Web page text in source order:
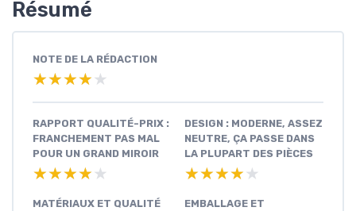
Résumé
NOTE DE LA RÉDACTION
★★★★★
★★★★★
RAPPORT QUALITÉ-PRIX :
FRANCHEMENT PAS MAL
POUR UN GRAND MIROIR
★★★★★
★★★★★
DESIGN : MODERNE, ASSEZ
NEUTRE, ÇA PASSE DANS
LA PLUPART DES PIÈCES
★★★★★
★★★★★
MATÉRIAUX ET QUALITÉ
EMBALLAGE ET